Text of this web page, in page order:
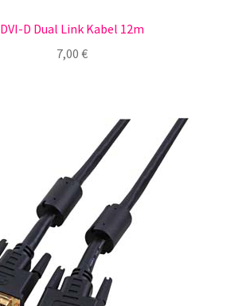
DVI-D Dual Link Kabel 12m
7,00 €